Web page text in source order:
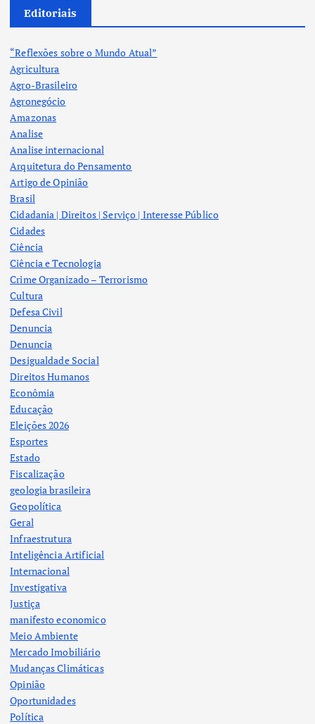
Editoriais
“Reflexões sobre o Mundo Atual”
Agricultura
Agro-Brasileiro
Agronegócio
Amazonas
Analise
Analise internacional
Arquitetura do Pensamento
Artigo de Opinião
Brasil
Cidadania | Direitos | Serviço | Interesse Público
Cidades
Ciência
Ciência e Tecnologia
Crime Organizado – Terrorismo
Cultura
Defesa Civil
Denuncia
Denuncia
Desigualdade Social
Direitos Humanos
Econômia
Educação
Eleições 2026
Esportes
Estado
Fiscalização
geologia brasileira
Geopolítica
Geral
Infraestrutura
Inteligência Artificial
Internacional
Investigativa
Justiça
manifesto economico
Meio Ambiente
Mercado Imobiliário
Mudanças Climáticas
Opinião
Oportunidades
Política